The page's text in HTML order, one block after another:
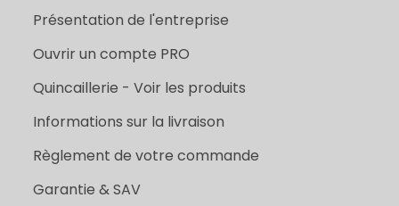
Présentation de l'entreprise
Ouvrir un compte PRO
Quincaillerie - Voir les produits
Informations sur la livraison
Règlement de votre commande
Garantie & SAV